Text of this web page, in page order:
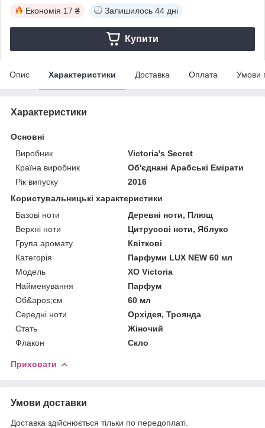
Економія 17 ₴ Залишилось 44 дні
Купити
Опис Характеристики Доставка Оплата Умови
Характеристики
Основні
Виробник
Victoria's Secret
Країна виробник
Об'єднані Арабські Емірати
Рік випуску
2016
Користувальницькі характеристики
Базові ноти
Деревні ноти, Плющ
Верхні ноти
Цитрусові ноти, Яблуко
Група аромату
Квіткові
Категорія
Парфуми LUX NEW 60 мл
Мoдель
XO Victoria
Найменування
Парфум
Об&apos;єм
60 мл
Середні ноти
Орхідея, Троянда
Стать
Жіночий
Флакон
Скло
Приховати
Умови доставки
Доставка здійснюється тільки по передоплаті.